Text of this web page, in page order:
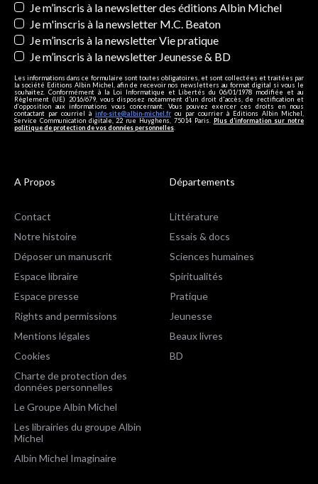
Newsletters
Je m’inscris à la newsletter des éditions Albin Michel
Je m'inscris à la newsletter M.C. Beaton
Je m’inscris à la newsletter Vie pratique
Je m’inscris à la newsletter Jeunesse & BD
Les informations dans ce formulaire sont toutes obligatoires, et sont collectées et traitées par
la société Editions Albin Michel, afin de recevoir nos newsletters au format digital si vous le
souhaitez. Conformément à la Loi Informatique et Libertés du 06/01/1978 modifiée et au
Règlement (UE) 2016/679, vous disposez notamment d'un droit d'accès, de rectification et
d’opposition aux informations vous concernant. Vous pouvez exercer ces droits en nous
contactant par courriel à info-site@albin-michel.fr ou par courrier à Editions Albin Michel,
Service Communication digitale, 22 rue Huyghens, 75014 Paris. Plus d’information sur notre
politique de protection de vos données personnelles
A Propos
Contact
Notre histoire
Déposer un manuscrit
Espace libraire
Espace presse
Rights and permissions
Mentions légales
Cookies
Charte de protection des
données personnelles
Le Groupe Albin Michel
Les librairies du groupe Albin
Michel
Albin Michel Imaginaire
Départements
Littérature
Essais & docs
Sciences humaines
Spiritualités
Pratique
Jeunesse
Beaux livres
BD